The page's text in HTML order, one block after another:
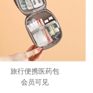
旅行便携医药包
会员可见